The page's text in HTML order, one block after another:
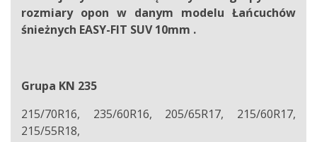
rozmiary opon w danym modelu Łańcuchów
śnieżnych EASY-FIT SUV 10mm .
Grupa KN 235
215/70R16, 235/60R16, 205/65R17, 215/60R17,
215/55R18,